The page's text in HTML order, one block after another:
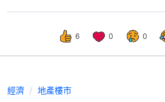
6 0 0
經濟 地產樓市